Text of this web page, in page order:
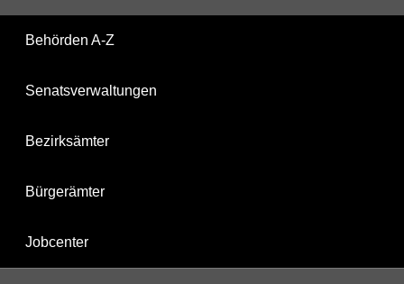
Behörden A-Z
Senatsverwaltungen
Bezirksämter
Bürgerämter
Jobcenter